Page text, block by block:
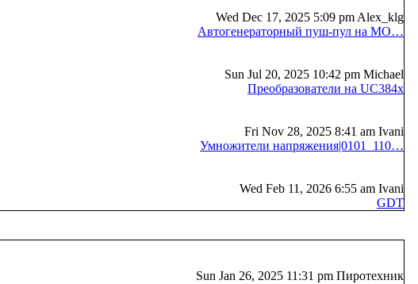
Wed Dec 17, 2025 5:09 pm Alex_klg
Автогенераторный пуш-пул на MO…
Sun Jul 20, 2025 10:42 pm Michael
Преобразователи на UC384x
Fri Nov 28, 2025 8:41 am Ivani
Умножители напряжения|0101_110…
Wed Feb 11, 2026 6:55 am Ivani
GDT
Sun Jan 26, 2025 11:31 pm Пиротехник